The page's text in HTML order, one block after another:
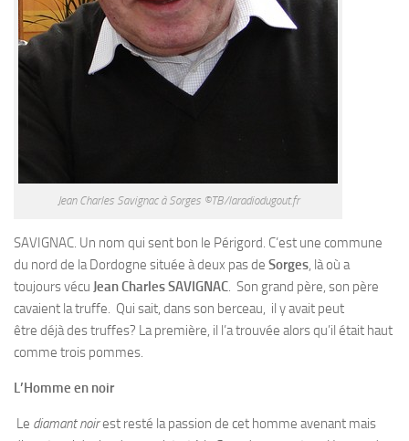
Jean Charles Savignac à Sorges ©TB/laradiodugout.fr
SAVIGNAC. Un nom qui sent bon le Périgord. C’est une commune
du nord de la Dordogne située à deux pas de Sorges, là où a
toujours vécu Jean Charles SAVIGNAC. Son grand père, son père
cavaient la truffe. Qui sait, dans son berceau, il y avait peut
être déjà des truffes? La première, il l’a trouvée alors qu’il était haut
comme trois pommes.
L’Homme en noir
Le diamant noirest resté la passion de cet homme avenant mais